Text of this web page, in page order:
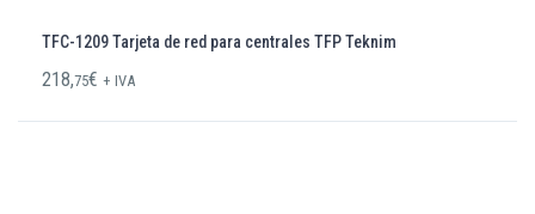
TFC-1209 Tarjeta de red para centrales TFP Teknim
218,75€ + IVA